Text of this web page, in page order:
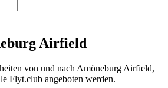
Airfield
von und nach Amöneburg Airfield,
Flyt.club angeboten werden.